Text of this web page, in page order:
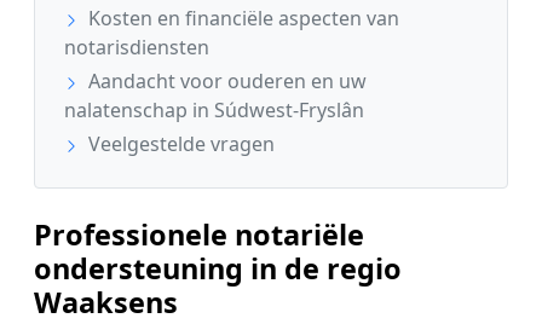
Kosten en financiële aspecten van
notarisdiensten
Aandacht voor ouderen en uw
nalatenschap in Súdwest-Fryslân
Veelgestelde vragen
Professionele notariële
ondersteuning in de regio
Waaksens